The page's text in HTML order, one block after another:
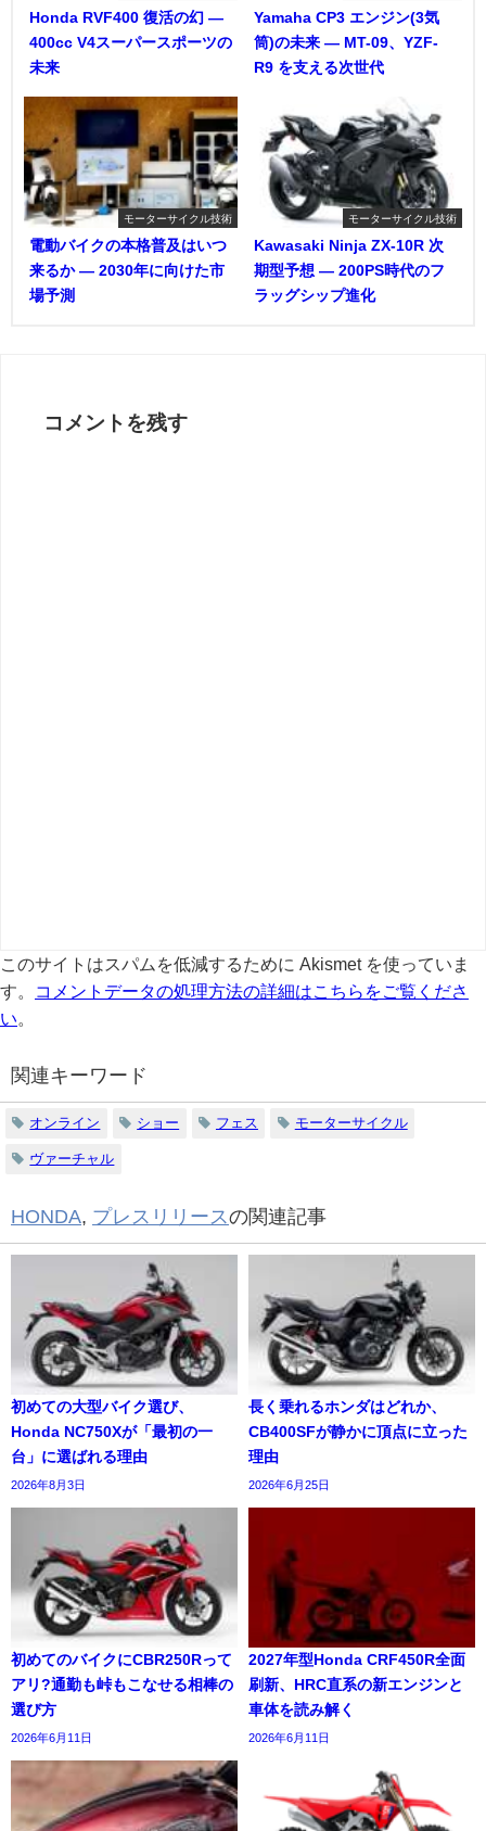
Honda RVF400 復活の幻 ―
400cc V4スーパースポーツの
未来
Yamaha CP3 エンジン(3気
筒)の未来 ― MT-09、YZF-
R9 を支える次世代
モーターサイクル技術
電動バイクの本格普及はいつ
来るか ― 2030年に向けた市
場予測
モーターサイクル技術
Kawasaki Ninja ZX-10R 次
期型予想 ― 200PS時代のフ
ラッグシップ進化
コメントを残す
このサイトはスパムを低減するために Akismet を使っていま
す。
コメントデータの処理方法の詳細はこちらをご覧くださ
い。
関連キーワード
オンライン ショー フェス モーターサイクル
ヴァーチャル
HONDA, プレスリリースの関連記事
初めての大型バイク選び、
Honda NC750Xが「最初の一
台」に選ばれる理由
2026年8月3日
長く乗れるホンダはどれか、
CB400SFが静かに頂点に立った
理由
2026年6月25日
初めてのバイクにCBR250Rって
アリ?通勤も峠もこなせる相棒の
選び方
2026年6月11日
2027年型Honda CRF450R全面
刷新、HRC直系の新エンジンと
車体を読み解く
2026年6月11日